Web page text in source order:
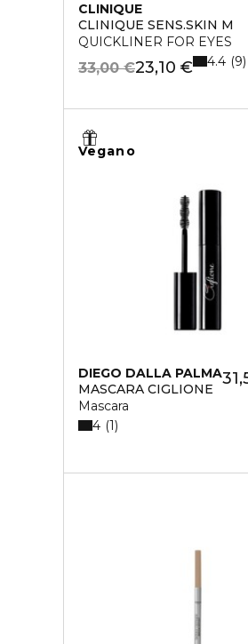
CLINIQUE
CLINIQUE SENS.SKIN M
QUICKLINER FOR EYES
23,10 €
33,00 € 4.4 9
Vegano
DIEGO DALLA PALMA
MASCARA CIGLIONE
Mascara
4 1